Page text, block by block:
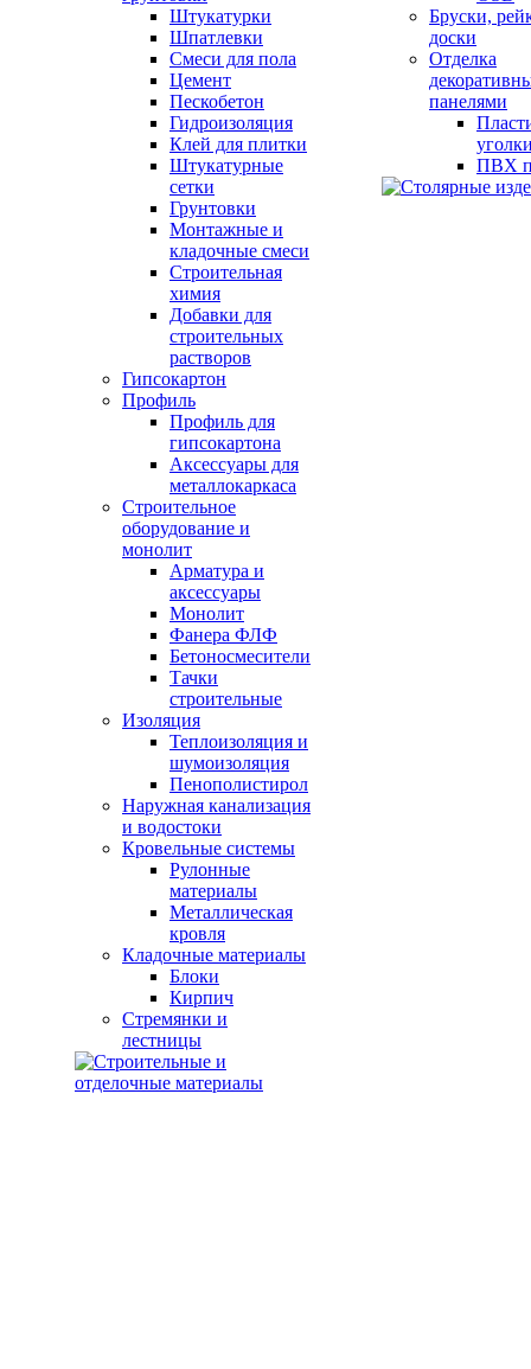
Штукатурки
Шпатлевки
Смеси для пола
Цемент
Пескобетон
Гидроизоляция
Клей для плитки
Штукатурные
сетки
Грунтовки
Монтажные и
кладочные смеси
Строительная
химия
Добавки для
строительных
растворов
Гипсокартон
Профиль
Профиль для
гипсокартона
Аксессуары для
металлокаркаса
Строительное
оборудование и
монолит
Арматура и
аксессуары
Монолит
Фанера ФЛФ
Бетоносмесители
Тачки
строительные
Изоляция
Теплоизоляция и
шумоизоляция
Пенополистирол
Наружная канализация
и водостоки
Кровельные системы
Рулонные
материалы
Металлическая
кровля
Кладочные материалы
Блоки
Кирпич
Стремянки и
лестницы
Бруски,
доски
Отделка
панелями
ПВХ